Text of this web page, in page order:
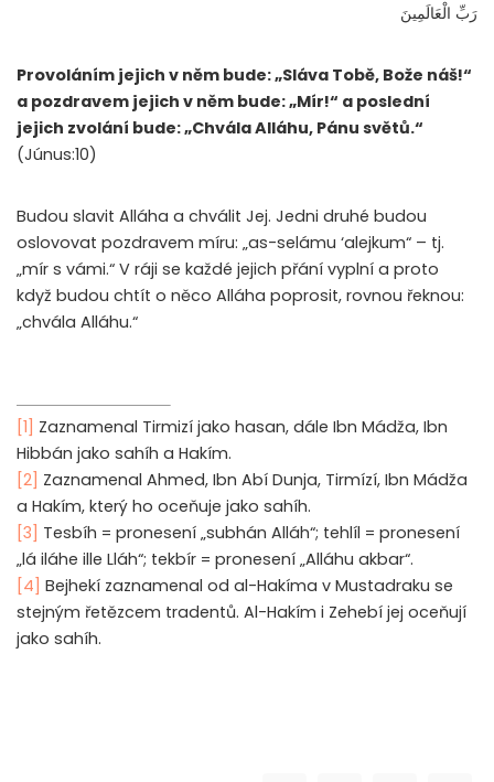
رَبِّ الْعَالَمِينَ
Provoláním jejich v něm bude: „Sláva Tobě, Bože náš!“
a pozdravem jejich v něm bude: „Mír!“ a poslední
jejich zvolání bude: „Chvála Alláhu, Pánu světů.“
(Júnus:10)
Budou slavit Alláha a chválit Jej. Jedni druhé budou
oslovovat pozdravem míru: „as-selámu ‘alejkum“ – tj.
„mír s vámi.“ V ráji se každé jejich přání vyplní a proto
když budou chtít o něco Alláha poprosit, rovnou řeknou:
„chvála Alláhu.“
[1] Zaznamenal Tirmizí jako hasan, dále Ibn Mádža, Ibn
Hibbán jako sahíh a Hakím.
[2] Zaznamenal Ahmed, Ibn Abí Dunja, Tirmízí, Ibn Mádža
a Hakím, který ho oceňuje jako sahíh.
[3] Tesbíh = pronesení „subhán Alláh“; tehlíl = pronesení
„lá iláhe ille Lláh“; tekbír = pronesení „Alláhu akbar“.
[4] Bejhekí zaznamenal od al-Hakíma v Mustadraku se
stejným řetězcem tradentů. Al-Hakím i Zehebí jej oceňují
jako sahíh.